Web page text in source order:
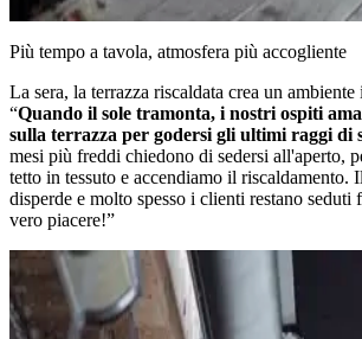
Più tempo a tavola, atmosfera più accogliente
La sera, la terrazza riscaldata crea un
“Quando il sole tramonta, i nostri ospiti
sulla terrazza per godersi gli ultimi raggi di
mesi più freddi chiedono di sedersi all'aperto,
tetto in tessuto e accendiamo il riscaldamento.
disperde e molto spesso i clienti restano seduti
vero piacere!”